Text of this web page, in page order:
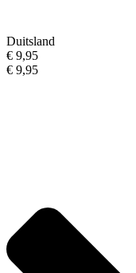
Duitsland
€ 9,95
€ 9,95